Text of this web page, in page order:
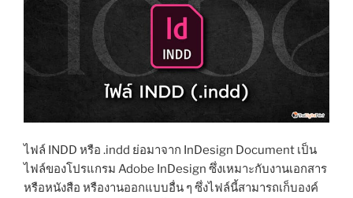
ไฟล์ INDD หรือ .indd ย่อมาจาก InDesign Document เป็น
ไฟล์ของโปรแกรม Adobe InDesign ซึ่งเหมาะกับงานเอกสาร
หรือหนังสือ หรืองานออกแบบอื่น ๆ ซึ่งไฟล์นี้สามารถเก็บองค์